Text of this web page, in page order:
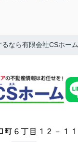
なら有限会社CSホーム
６丁目１２－１１